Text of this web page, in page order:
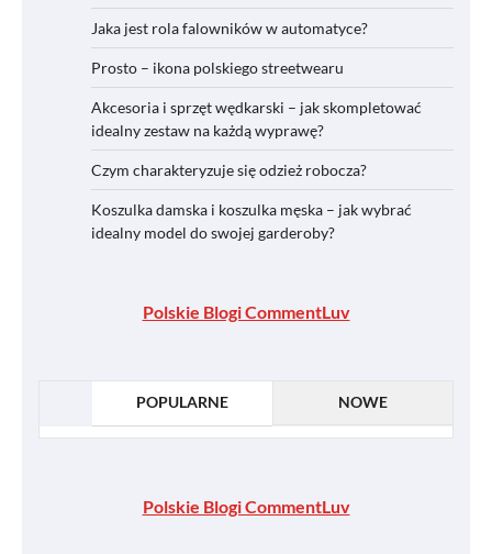
Jaka jest rola falowników w automatyce?
Prosto – ikona polskiego streetwearu
Akcesoria i sprzęt wędkarski – jak skompletować
idealny zestaw na każdą wyprawę?
Czym charakteryzuje się odzież robocza?
Koszulka damska i koszulka męska – jak wybrać
idealny model do swojej garderoby?
Polskie Blogi CommentLuv
POPULARNE NOWE
Polskie Blogi CommentLuv